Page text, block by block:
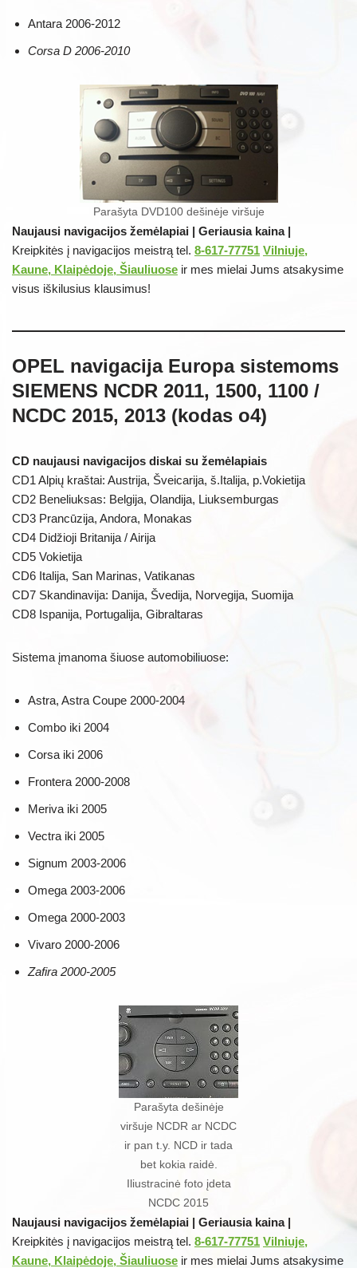
Antara 2006-2012
Corsa D 2006-2010
Parašyta DVD100 dešinėje viršuje
Naujausi navigacijos žemėlapiai | Geriausia kaina |
Kreipkitės į navigacijos meistrą tel. 8-617-77751 Vilniuje,
Kaune, Klaipėdoje, Šiauliuose ir mes mielai Jums atsakysime
visus iškilusius klausimus!
OPEL navigacija Europa sistemoms
SIEMENS NCDR 2011, 1500, 1100 /
NCDC 2015, 2013 (kodas o4)
CD naujausi navigacijos diskai su žemėlapiais
CD1 Alpių kraštai: Austrija, Šveicarija, š.Italija, p.Vokietija
CD2 Beneliuksas: Belgija, Olandija, Liuksemburgas
CD3 Prancūzija, Andora, Monakas
CD4 Didžioji Britanija / Airija
CD5 Vokietija
CD6 Italija, San Marinas, Vatikanas
CD7 Skandinavija: Danija, Švedija, Norvegija, Suomija
CD8 Ispanija, Portugalija, Gibraltaras
Sistema įmanoma šiuose automobiliuose:
Astra, Astra Coupe 2000-2004
Combo iki 2004
Corsa iki 2006
Frontera 2000-2008
Meriva iki 2005
Vectra iki 2005
Signum 2003-2006
Omega 2003-2006
Omega 2000-2003
Vivaro 2000-2006
Zafira 2000-2005
Parašyta dešinėje
viršuje NCDR ar NCDC
ir pan t.y. NCD ir tada
bet kokia raidė.
Iliustracinė foto įdeta
NCDC 2015
Naujausi navigacijos žemėlapiai | Geriausia kaina |
Kreipkitės į navigacijos meistrą tel. 8-617-77751 Vilniuje,
Kaune, Klaipėdoje, Šiauliuose ir mes mielai Jums atsakysime